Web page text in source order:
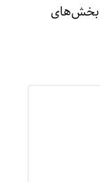
بخش‌های